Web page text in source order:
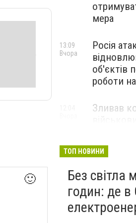
🙂
мера
Росія
об'єктів
роботи
13:09
Вчора
Зливав
ТОП НОВИНИ
Без світла
годин: де в